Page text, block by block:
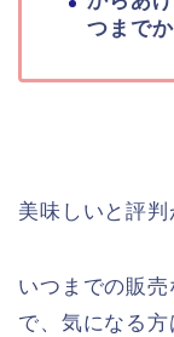
つまで
美味しいと評判
いつまでの販
で、気になる